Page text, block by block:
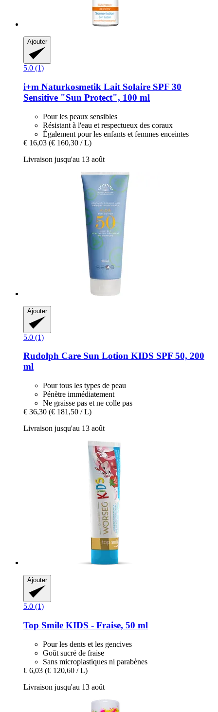
Ajouter
5.0 (1)
i+m Naturkosmetik Lait Solaire SPF 30
Sensitive "Sun Protect", 100 ml
Pour les peaux sensibles
Résistant à l'eau et respectueux des coraux
Également pour les enfants et femmes enceintes
€ 16,03 (€ 160,30 / L)
Livraison jusqu'au 13 août
Ajouter
5.0 (1)
Rudolph Care Sun Lotion KIDS SPF 50, 200
ml
Pour tous les types de peau
Pénètre immédiatement
Ne graisse pas et ne colle pas
€ 36,30 (€ 181,50 / L)
Livraison jusqu'au 13 août
Ajouter
5.0 (1)
Top Smile KIDS -​ Fraise, 50 ml
Pour les dents et les gencives
Goût sucré de fraise
Sans microplastiques ni parabènes
€ 6,03 (€ 120,60 / L)
Livraison jusqu'au 13 août